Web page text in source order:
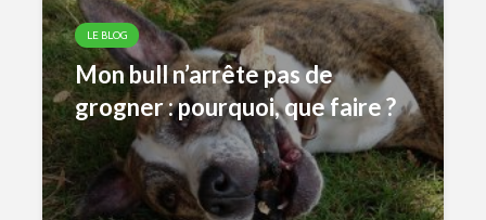
LE BLOG
Mon bull n’arrête pas de
grogner : pourquoi, que faire ?